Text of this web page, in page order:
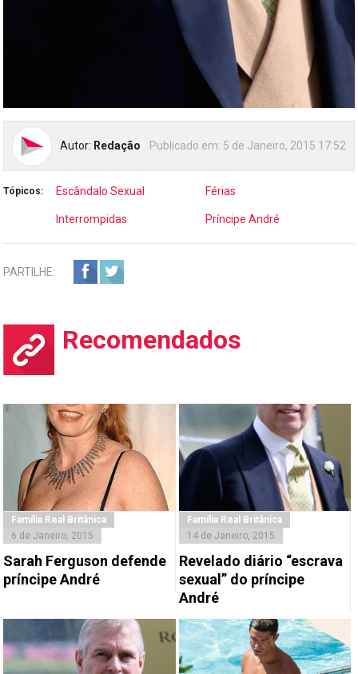
Autor: Redação Publicado em: 5 de Janeiro, 2015 17:52
Tópicos: Escândalo Sexual Férias
Interrompidas Príncipe André
PARTILHE:
Recomendados
Família Real Britânica
6 de Janeiro, 2015
Sarah Ferguson defende
príncipe André
Família Real Britânica
14 de Janeiro, 2015
Revelado diário “escrava
sexual” do príncipe
André